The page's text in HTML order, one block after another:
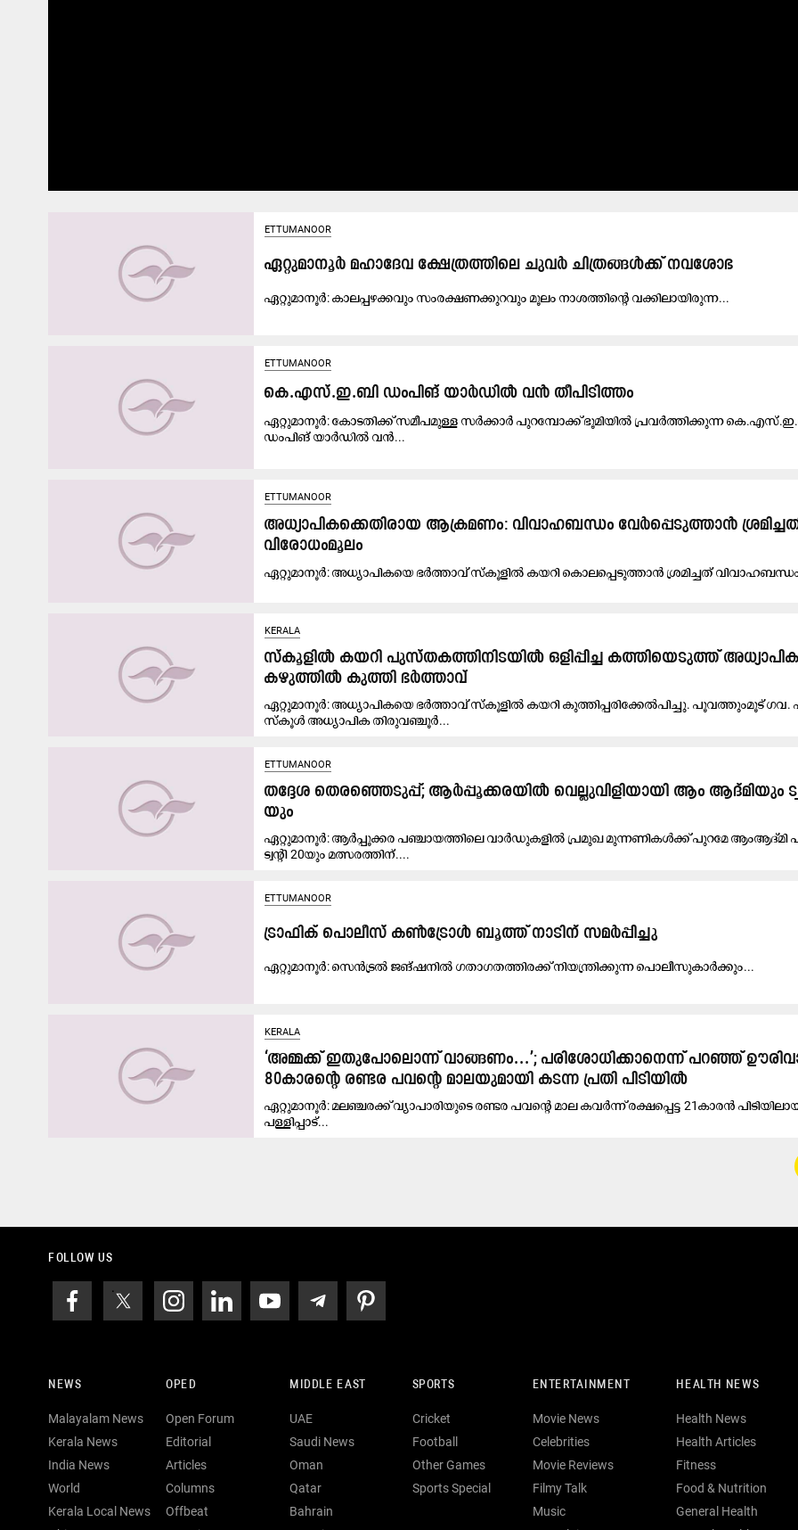
ETTUMANOOR
ഏ​റ്റു​മാ​നൂ​ർ മ​ഹാ​ദേ​വ​ ക്ഷേ​ത്ര​ത്തി​ലെ ചു​വ​ർ ചി​ത്ര​ങ്ങ​ൾ​ക്ക് ന​വ​ശോ​ഭ
ഏ​റ്റു​മാ​നൂ​ർ: കാ​ല​പ്പ​ഴ​ക്ക​വും സം​ര​ക്ഷ​ണ​ക്കു​റ​വും മൂ​ലം നാ​ശ​ത്തി​ന്റെ വ​ക്കി​ലാ​യി​രു​ന്ന...
ETTUMANOOR
കെ.എസ്.ഇ.ബി ഡംപിങ് യാർഡിൽ വൻ തീപിടിത്തം
ഏറ്റുമാനൂർ: കോടതിക്ക് സമീപമുള്ള സർക്കാർ പുറമ്പോക്ക് ഭൂമിയിൽ പ്രവർത്തിക്കുന്ന
ഡംപിങ് യാർഡിൽ വൻ...
ETTUMANOOR
അധ്യാപികക്കെതിരായ ആക്രമണം: വിവാഹബന്ധം വേർപ്പെടുത്താൻ
വിരോധംമൂലം
ഏ​റ്റു​മാ​നൂ​ർ: അ​ധ്യാ​പി​ക​യെ ഭ​ർ​ത്താ​വ് സ്‌​കൂ​ളി​ൽ ക​യ​റി കൊ​ല​പ്പെ​ടു​ത്താ​ൻ ശ്ര​മി​ച്ച​ത്​
KERALA
സ്‌കൂളിൽ കയറി പുസ്തകത്തിനിടയിൽ ഒളിപ്പിച്ച കത്തിയെടുത്ത്​
കഴുത്തിൽ കുത്തി ഭർത്താവ്
ഏറ്റുമാനൂർ: അധ്യാപികയെ ഭർത്താവ് സ്‌കൂളിൽ കയറി കുത്തിപ്പരിക്കേൽപിച്ചു. പൂവത്തുംമൂട്
സ്‌കൂൾ അധ്യാപിക തിരുവഞ്ചൂർ...
ETTUMANOOR
തദ്ദേശ തെരഞ്ഞെടുപ്പ്; ആർപ്പൂക്കരയിൽ വെല്ലുവിളിയായി ആം ആദ്​മിയും
യും
ഏറ്റുമാനൂർ: ആർപ്പൂക്കര പഞ്ചായത്തിലെ വാർഡുകളിൽ പ്രമുഖ മുന്നണികൾക്ക് പുറമേ ആംആദ്മി
ട്വന്റി 20യും മത്സരത്തിന്....
ETTUMANOOR
ട്രാഫിക് പൊലീസ് കൺട്രോൾ ബൂത്ത് നാടിന് സമർപ്പിച്ചു
ഏ​റ്റു​മാ​നൂ​ർ: സെ​ൻ​ട്ര​ൽ ജ​ങ്ഷ​നി​ൽ ഗ​താ​ഗ​ത​ത്തി​ര​ക്ക് നി​യ​ന്ത്രി​ക്കു​ന്ന പൊ​ലീ​സു​കാ​ർ​ക്കും...
KERALA
‘അമ്മക്ക് ഇതുപോലൊന്ന് വാങ്ങണം...’; പരിശോധിക്കാനെന്ന് പറഞ്ഞ്
80കാരന്‍റെ രണ്ടര പവന്‍റെ മാലയുമായി കടന്ന പ്രതി പിടിയിൽ
ഏറ്റുമാനൂർ: മലഞ്ചരക്ക് വ്യാപാരിയുടെ രണ്ടര പവന്‍റെ മാല കവർന്ന് രക്ഷപ്പെട്ട 21കാരൻ
പള്ളിപ്പാട്...
FOLLOW US
NEWS
Malayalam News
Kerala News
India News
World
Kerala Local News
OPED
Open Forum
Editorial
Articles
Columns
Offbeat
MIDDLE EAST
UAE
Saudi News
Oman
Qatar
Bahrain
SPORTS
Cricket
Football
Other Games
Sports Special
ENTERTAINMENT
Movie News
Celebrities
Movie Reviews
Filmy Talk
Music
HEALTH NEWS
Health News
Health Articles
Fitness
Food & Nutrition
General Health